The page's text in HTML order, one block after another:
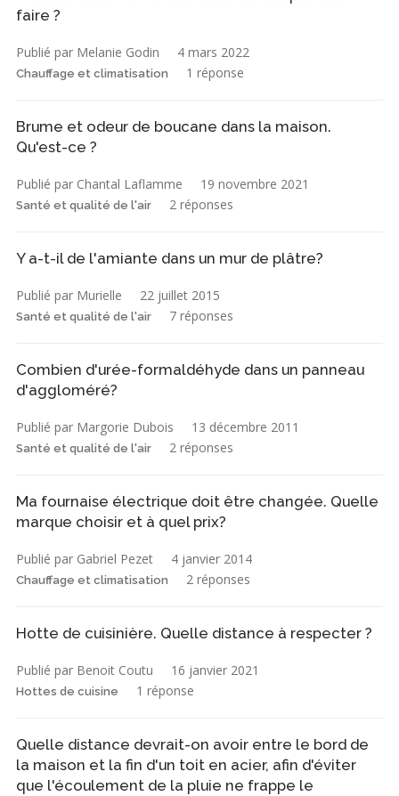
faire ?
Publié par Melanie Godin 4 mars 2022
Chauffage et climatisation 1 réponse
Brume et odeur de boucane dans la maison.
Qu'est-ce ?
Publié par Chantal Laflamme 19 novembre 2021
Santé et qualité de l'air 2 réponses
Y a-t-il de l'amiante dans un mur de plâtre?
Publié par Murielle 22 juillet 2015
Santé et qualité de l'air 7 réponses
Combien d'urée-formaldéhyde dans un panneau
d'aggloméré?
Publié par Margorie Dubois 13 décembre 2011
Santé et qualité de l'air 2 réponses
Ma fournaise électrique doit être changée. Quelle
marque choisir et à quel prix?
Publié par Gabriel Pezet 4 janvier 2014
Chauffage et climatisation 2 réponses
Hotte de cuisinière. Quelle distance à respecter ?
Publié par Benoit Coutu 16 janvier 2021
Hottes de cuisine 1 réponse
Quelle distance devrait-on avoir entre le bord de
la maison et la fin d'un toit en acier, afin d'éviter
que l'écoulement de la pluie ne frappe le